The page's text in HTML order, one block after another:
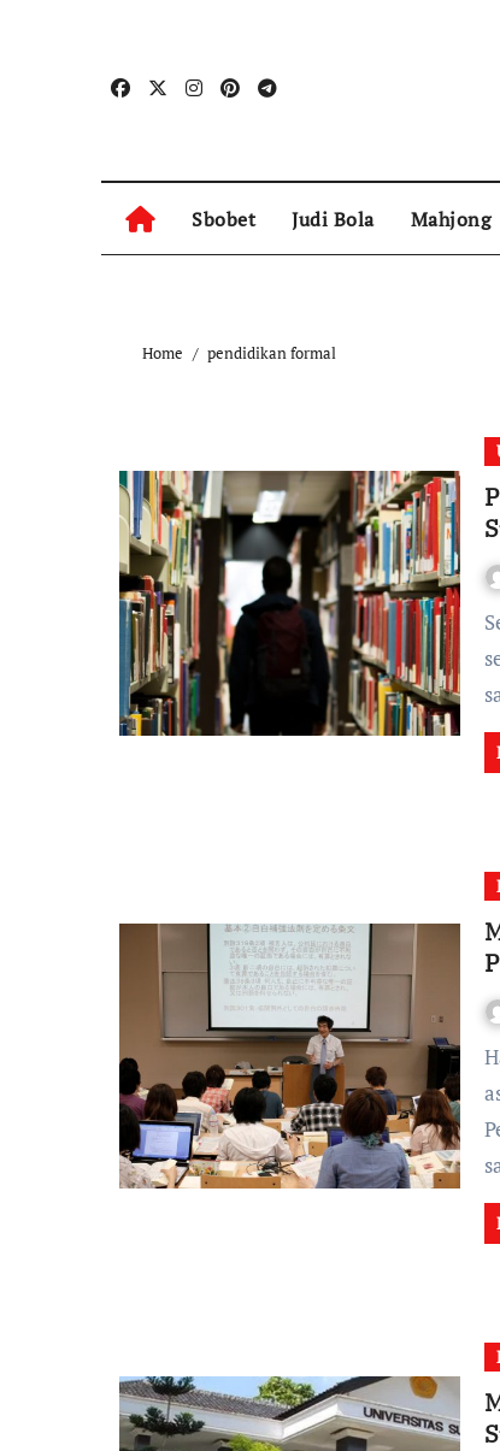
Sbobet Judi Bola Mahjong
Home pendidikan formal
Seiring dengan perkembangan zaman dan teknologi yang
Hakikat pendidikan kewarganegaraan adalah sebuah